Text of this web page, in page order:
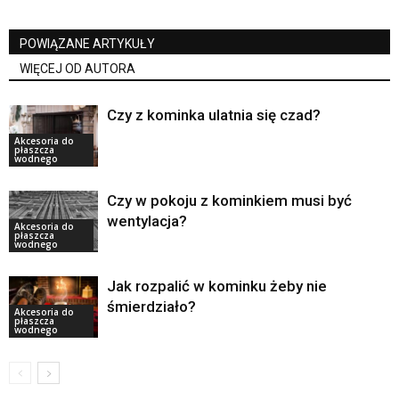
POWIĄZANE ARTYKUŁY
WIĘCEJ OD AUTORA
Akcesoria do
płaszcza
wodnego
Czy z kominka ulatnia się czad?
Akcesoria do
płaszcza
wodnego
Czy w pokoju z kominkiem musi być
wentylacja?
Akcesoria do
płaszcza
wodnego
Jak rozpalić w kominku żeby nie
śmierdziało?